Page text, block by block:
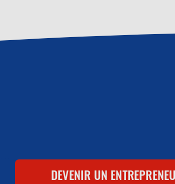
Menu
DEVENIR UN